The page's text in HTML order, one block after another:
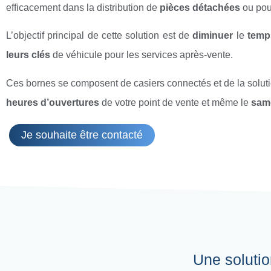
efficacement dans la distribution de pièces détachées ou
L’objectif principal de cette solution est dediminuer le
leurs clés de véhicule pour les services après-vente.
Ces bornes se composent de casiers connectés et de la
heures d’ouvertures de votre point de vente et même le
Je souhaite être contacté
Une